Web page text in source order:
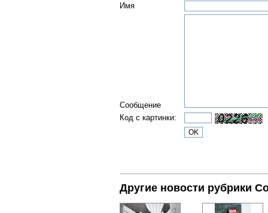
Имя
Сообщение
Код с картинки:
Другие новости рубрики